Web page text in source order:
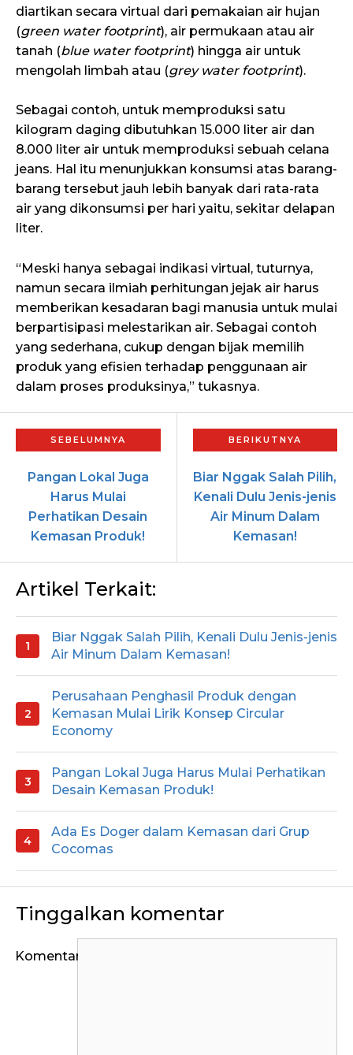
diartikan secara virtual dari pemakaian air hujan
(green water footprint), air permukaan atau air
tanah (blue water footprint) hingga air untuk
mengolah limbah atau (grey water footprint).
Sebagai contoh, untuk memproduksi satu
kilogram daging dibutuhkan 15.000 liter air dan
8.000 liter air untuk memproduksi sebuah celana
jeans. Hal itu menunjukkan konsumsi atas barang-
barang tersebut jauh lebih banyak dari rata-rata
air yang dikonsumsi per hari yaitu, sekitar delapan
liter.
“Meski hanya sebagai indikasi virtual, tuturnya,
namun secara ilmiah perhitungan jejak air harus
memberikan kesadaran bagi manusia untuk mulai
berpartisipasi melestarikan air. Sebagai contoh
yang sederhana, cukup dengan bijak memilih
produk yang efisien terhadap penggunaan air
dalam proses produksinya,” tukasnya.
Pangan Lokal Juga
Harus Mulai
Perhatikan Desain
Kemasan Produk!
Biar Nggak Salah Pilih,
Kenali Dulu Jenis-jenis
Air Minum Dalam
Kemasan!
Artikel Terkait:
Biar Nggak Salah Pilih, Kenali Dulu Jenis-jenis
Air Minum Dalam Kemasan!
Perusahaan Penghasil Produk dengan
Kemasan Mulai Lirik Konsep Circular
Economy
Pangan Lokal Juga Harus Mulai Perhatikan
Desain Kemasan Produk!
Ada Es Doger dalam Kemasan dari Grup
Cocomas
Tinggalkan komentar
Komentar